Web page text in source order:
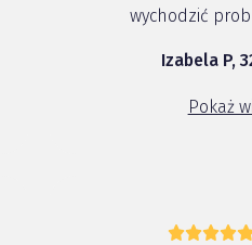
wychodzić
Izabela P,
Pokaż